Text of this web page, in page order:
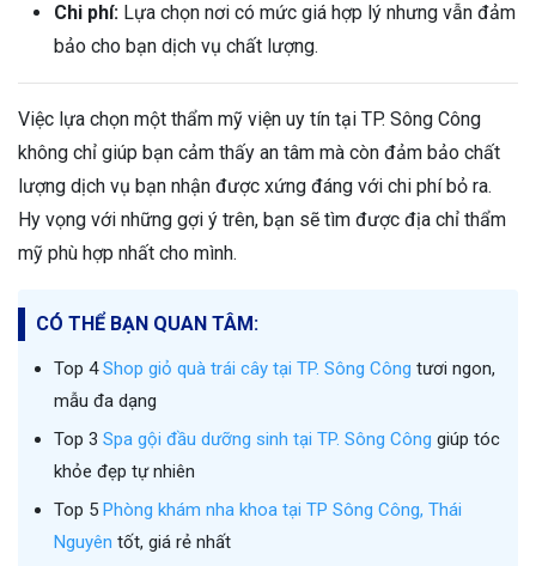
Chi phí: Lựa chọn nơi có mức giá hợp lý nhưng vẫn đảm
bảo cho bạn dịch vụ chất lượng.
Việc lựa chọn một thẩm mỹ viện uy tín tại TP. Sông Công
không chỉ giúp bạn cảm thấy an tâm mà còn đảm bảo chất
lượng dịch vụ bạn nhận được xứng đáng với chi phí bỏ ra.
Hy vọng với những gợi ý trên, bạn sẽ tìm được địa chỉ thẩm
mỹ phù hợp nhất cho mình.
CÓ THỂ BẠN QUAN TÂM:
Top 4Shop giỏ quà trái cây tại TP. Sông Công tươi ngon,
mẫu đa dạng
Top 3 Spa gội đầu dưỡng sinh tại TP. Sông Công giúp tóc
khỏe đẹp tự nhiên
Top 5 Phòng khám nha khoa tại TP Sông Công, Thái
Nguyên tốt, giá rẻ nhất